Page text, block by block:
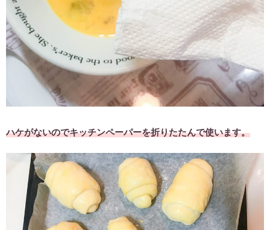
ハケがないのでキッチンペーパーを折りたたんで使います。